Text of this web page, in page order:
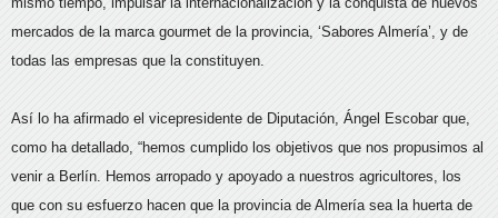
mercados de la marca gourmet de la provincia, ‘Sabores Almería’, y de
todas las empresas que la constituyen.
Así lo ha afirmado el vicepresidente de Diputación, Ángel Escobar que,
como ha detallado, “hemos cumplido los objetivos que nos propusimos al
venir a Berlín. Hemos arropado y apoyado a nuestros agricultores, los
que con su esfuerzo hacen que la provincia de Almería sea la huerta de